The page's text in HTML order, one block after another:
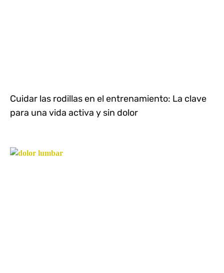
Cuidar las rodillas en el entrenamiento: La clave
para una vida activa y sin dolor